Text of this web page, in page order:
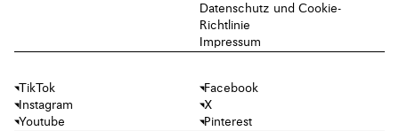
Datenschutz und Cookie-
Richtlinie
Impressum
TikTok
Facebook
Instagram
X
Youtube
Pinterest